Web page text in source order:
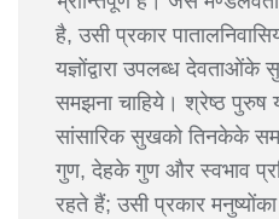
है, उसी प्रकार
यज्ञोंद्वारा उपलब्ध
समझना चाहिये। श्रेष्ठ पुरुष
सांसारिक सुखको तिनकेके
गुण, देहके गुण और स्वभाव
रहते हैं; उसी प्रकार